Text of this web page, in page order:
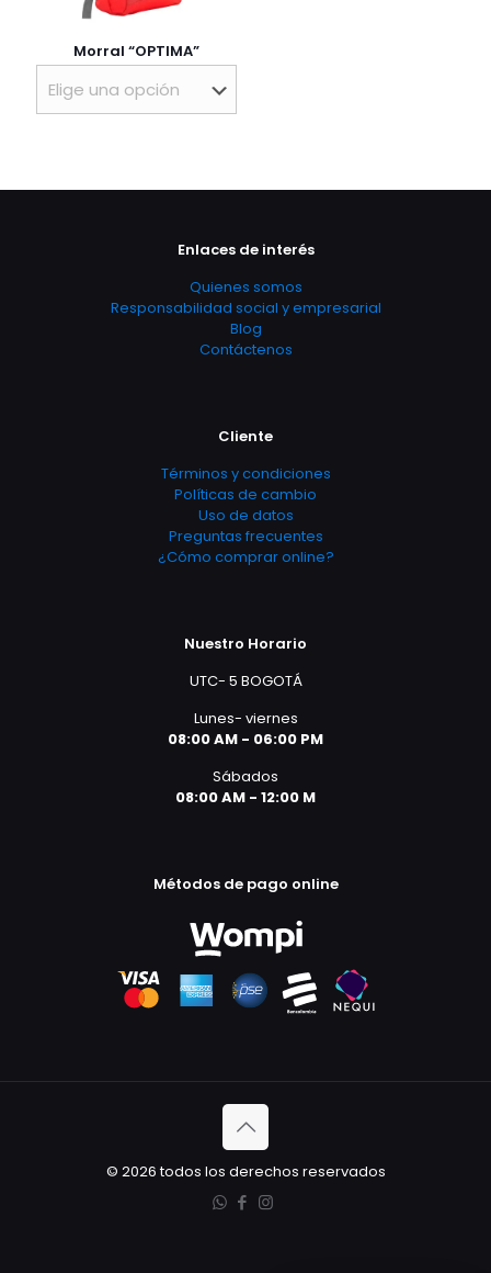
Morral “OPTIMA”
Enlaces de interés
Quienes somos
Responsabilidad social y empresarial
Blog
Contáctenos
Cliente
Términos y condiciones
Políticas de cambio
Uso de datos
Preguntas frecuentes
¿Cómo comprar online?
Nuestro Horario
UTC- 5 BOGOTÁ
Lunes- viernes
08:00 AM - 06:00 PM
Sábados
08:00 AM - 12:00 M
Métodos de pago online
© 2026 todos los derechos reservados